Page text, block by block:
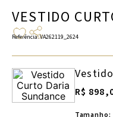
VESTIDO
Referência:VA262119_2624
R$